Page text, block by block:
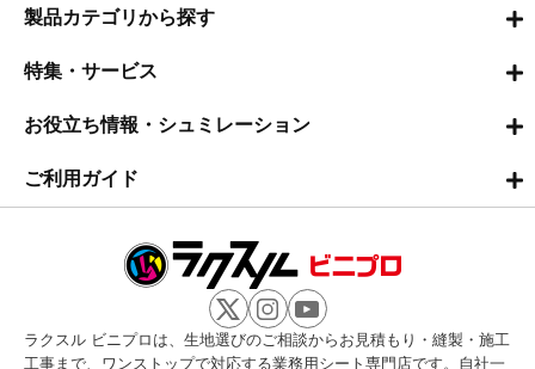
製品カテゴリから探す
特集・サービス
お役立ち情報・シュミレーション
ご利用ガイド
ラクスル ビニプロは、生地選びのご相談からお見積もり・縫製・施工
工事まで、ワンストップで対応する業務用シート専門店です。自社一